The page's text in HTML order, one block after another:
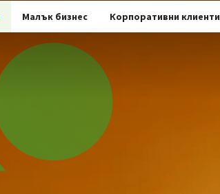
Малък бизнес Корпоративни клиенти